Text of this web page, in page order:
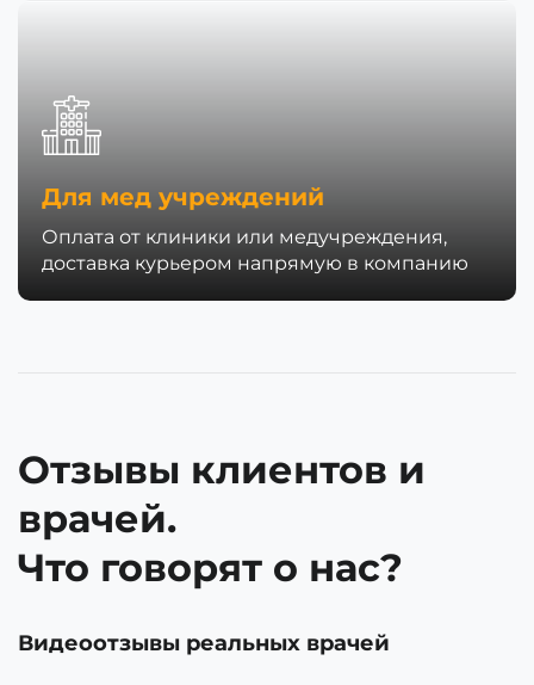
Для мед учреждений
Оплата от клиники или медучреждения,
доставка курьером напрямую в компанию
Отзывы клиентов и
врачей.
Что говорят о нас?
Видеоотзывы реальных врачей